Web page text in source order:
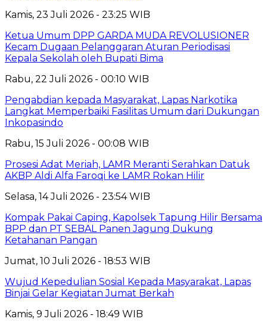
Kamis, 23 Juli 2026 - 23:25 WIB
Ketua Umum DPP GARDA MUDA REVOLUSIONER
Kecam Dugaan Pelanggaran Aturan Periodisasi
Kepala Sekolah oleh Bupati Bima
Rabu, 22 Juli 2026 - 00:10 WIB
Pengabdian kepada Masyarakat, Lapas Narkotika
Langkat Memperbaiki Fasilitas Umum dari Dukungan
Inkopasindo
Rabu, 15 Juli 2026 - 00:08 WIB
Prosesi Adat Meriah, LAMR Meranti Serahkan Datuk
AKBP Aldi Alfa Faroqi ke LAMR Rokan Hilir
Selasa, 14 Juli 2026 - 23:54 WIB
Kompak Pakai Caping, Kapolsek Tapung Hilir Bersama
BPP dan PT SEBAL Panen Jagung Dukung
Ketahanan Pangan
Jumat, 10 Juli 2026 - 18:53 WIB
Wujud Kepedulian Sosial Kepada Masyarakat, Lapas
Binjai Gelar Kegiatan Jumat Berkah
Kamis, 9 Juli 2026 - 18:49 WIB